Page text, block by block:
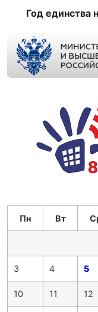
Год единства
Пн
Вт
3 4 5
10 11 12